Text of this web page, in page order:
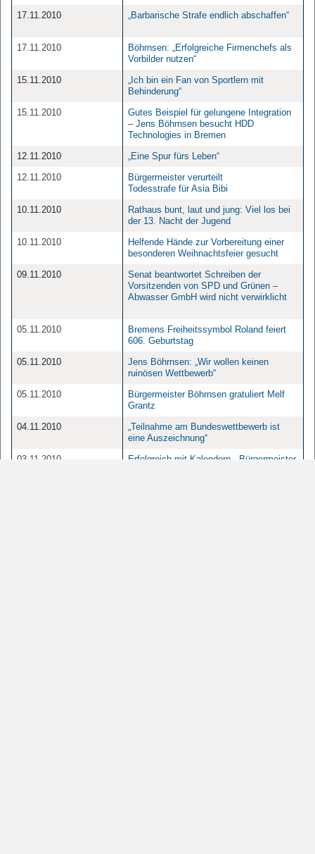
17.11.2010
„Barbarische Strafe endlich abschaffen“
17.11.2010
Böhrnsen: „Erfolgreiche Firmenchefs als
Vorbilder nutzen“
15.11.2010
„Ich bin ein Fan von Sportlern mit
Behinderung“
15.11.2010
Gutes Beispiel für gelungene Integration
– Jens Böhrnsen besucht HDD
Technologies in Bremen
12.11.2010
„Eine Spur fürs Leben“
12.11.2010
Bürgermeister verurteilt
Todesstrafe für Asia Bibi
10.11.2010
Rathaus bunt, laut und jung: Viel los bei
der 13. Nacht der Jugend
10.11.2010
Helfende Hände zur Vorbereitung einer
besonderen Weihnachtsfeier gesucht
09.11.2010
Senat beantwortet Schreiben der
Vorsitzenden von SPD und Grünen –
Abwasser GmbH wird nicht verwirklicht
05.11.2010
Bremens Freiheitssymbol Roland feiert
606. Geburtstag
05.11.2010
Jens Böhrnsen: „Wir wollen keinen
ruinösen Wettbewerb“
05.11.2010
Bürgermeister Böhrnsen gratuliert Melf
Grantz
04.11.2010
„Teilnahme am Bundeswettbewerb ist
eine Auszeichnung“
03.11.2010
Erfolgreich mit Kalendern - Bürgermeister